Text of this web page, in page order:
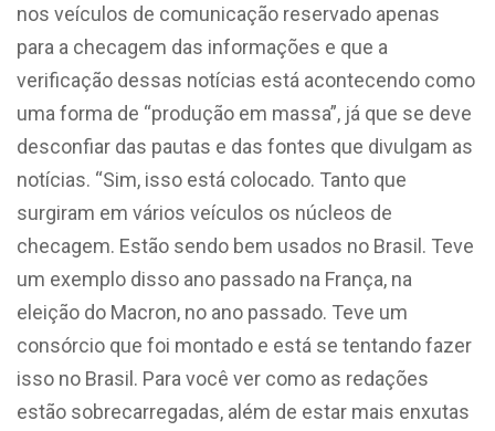
nos veículos de comunicação reservado apenas
para a checagem das informações e que a
verificação dessas notícias está acontecendo como
uma forma de “produção em massa”, já que se deve
desconfiar das pautas e das fontes que divulgam as
notícias. “Sim, isso está colocado. Tanto que
surgiram em vários veículos os núcleos de
checagem. Estão sendo bem usados no Brasil. Teve
um exemplo disso ano passado na França, na
eleição do Macron, no ano passado. Teve um
consórcio que foi montado e está se tentando fazer
isso no Brasil. Para você ver como as redações
estão sobrecarregadas, além de estar mais enxutas